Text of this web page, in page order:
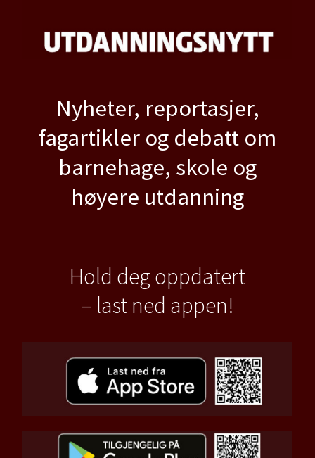
Nyheter, reportasjer,
fagartikler og debatt om
barnehage, skole og
høyere utdanning
Hold deg oppdatert
– last ned appen!